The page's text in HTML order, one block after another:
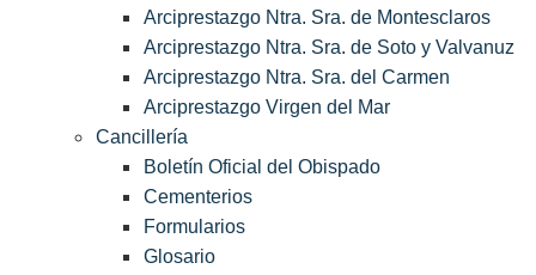
Arciprestazgo Ntra. Sra. de Montesclaros
Arciprestazgo Ntra. Sra. de Soto y Valvanuz
Arciprestazgo Ntra. Sra. del Carmen
Arciprestazgo Virgen del Mar
Cancillería
Boletín Oficial del Obispado
Cementerios
Formularios
Glosario